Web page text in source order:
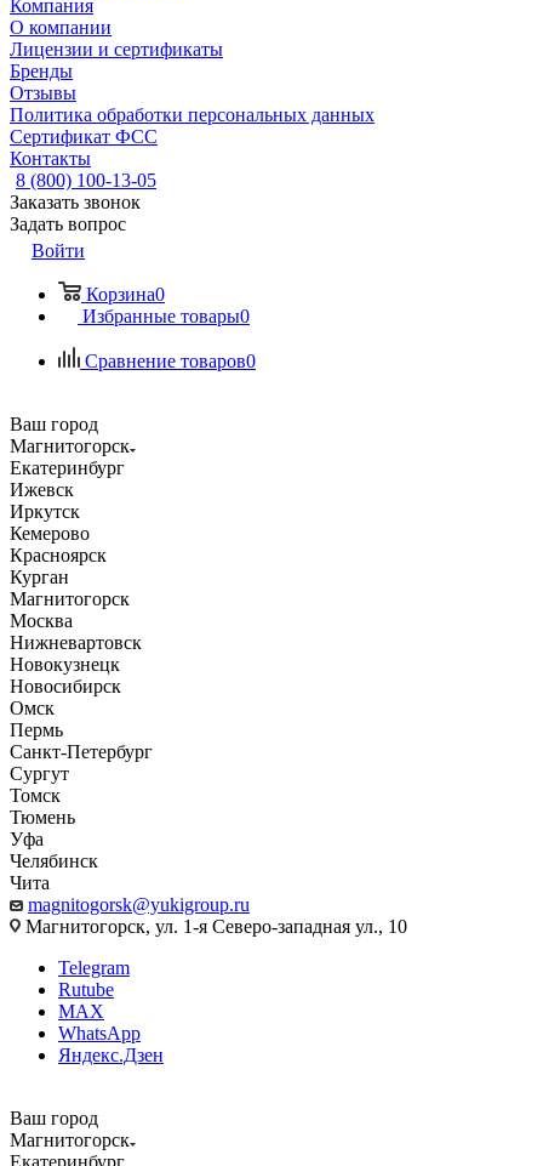
Компания
О компании
Лицензии и сертификаты
Бренды
Отзывы
Политика обработки персональных данных
Сертификат ФСС
Контакты
8 (800) 100-13-05
Заказать звонок
Задать вопрос
Войти
Корзина0
Избранные товары0
Сравнение товаров0
Ваш город
Магнитогорск
Екатеринбург
Ижевск
Иркутск
Кемерово
Красноярск
Курган
Магнитогорск
Москва
Нижневартовск
Новокузнецк
Новосибирск
Омск
Пермь
Санкт-Петербург
Сургут
Томск
Тюмень
Уфа
Челябинск
Чита
magnitogorsk@yukigroup.ru
Магнитогорск, ул. 1-я Северо-западная ул., 10
Telegram
Rutube
MAX
WhatsApp
Яндекс.Дзен
Ваш город
Магнитогорск